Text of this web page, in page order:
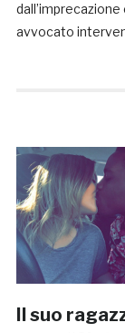
avvocato
Il suo